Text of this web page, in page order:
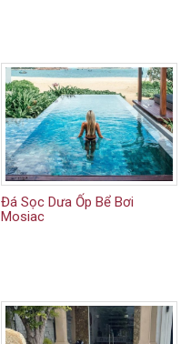
Đá Sọc Dưa Ốp Bể Bơi
Mosiac